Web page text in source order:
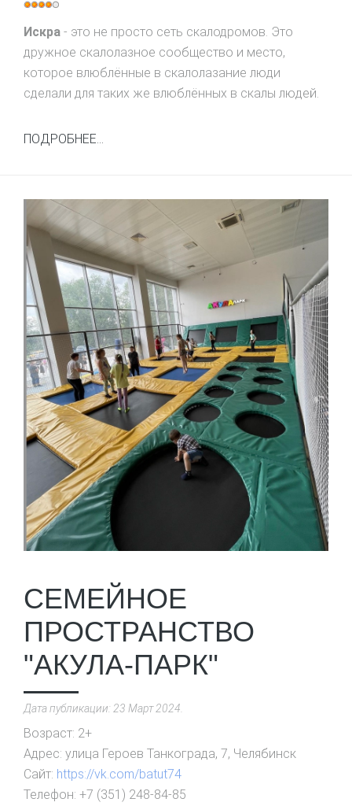
Рейтинг:
4
Искра - это не просто сеть скалодромов. Это
дружное скалолазное сообщество и место,
которое влюблённые в скалолазание люди
сделали для таких же влюблённых в скалы людей.
ПОДРОБНЕЕ...
СЕМЕЙНОЕ
ПРОСТРАНСТВО
"АКУЛА-ПАРК"
Дата публикации: 23 Март 2024.
Возраст: 2+
Адрес: улица Героев Танкограда, 7, Челябинск
Сайт: https://vk.com/batut74
Телефон: +7 (351) 248-84-85